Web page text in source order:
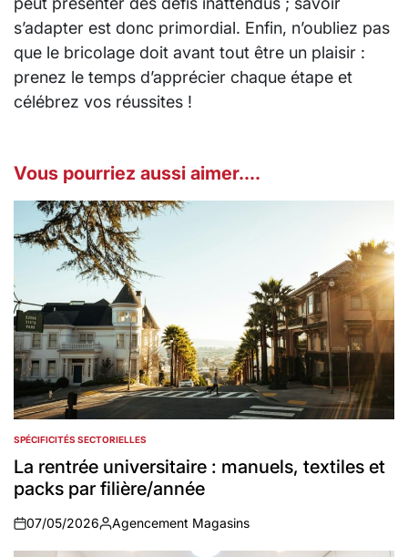
s’adapter est donc primordial. Enfin, n’oubliez pas
que le bricolage doit avant tout être un plaisir :
prenez le temps d’apprécier chaque étape et
célébrez vos réussites !
Vous pourriez aussi aimer....
POSTED
IN
SPÉCIFICITÉS SECTORIELLES
La rentrée universitaire : manuels, textiles et
packs par filière/année
on
07/05/2026
Auteur
Agencement Magasins